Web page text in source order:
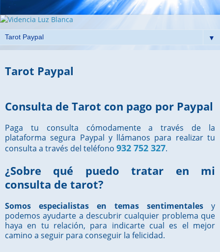
▼
Tarot Paypal
Consulta de Tarot con pago por Paypal
Paga tu consulta cómodamente a través de la
plataforma segura Paypal y llámanos para realizar tu
consulta a través del teléfono 932 752 327.
¿Sobre qué puedo tratar en mi
consulta de tarot?
Somos especialistas en temas sentimentales y
podemos ayudarte a descubrir cualquier problema que
haya en tu relación, para indicarte cual es el mejor
camino a seguir para conseguir la felicidad.